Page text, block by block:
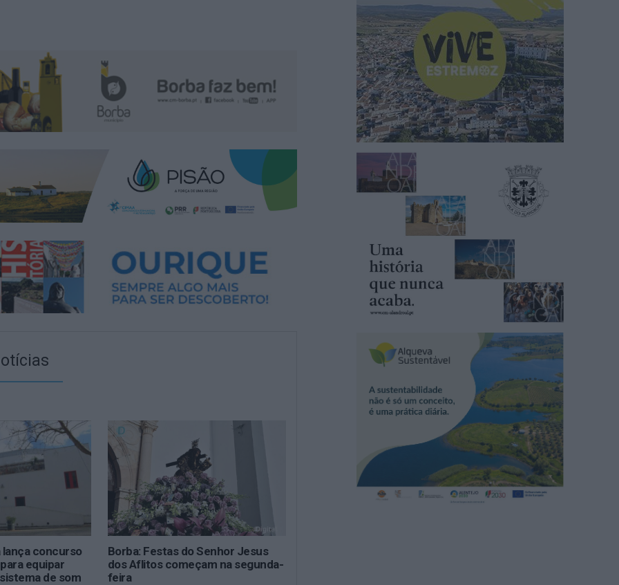
lança concurso
equipar
de som
Borba: Festas do Senhor Jesus
dos Aflitos começam na segunda-
feira